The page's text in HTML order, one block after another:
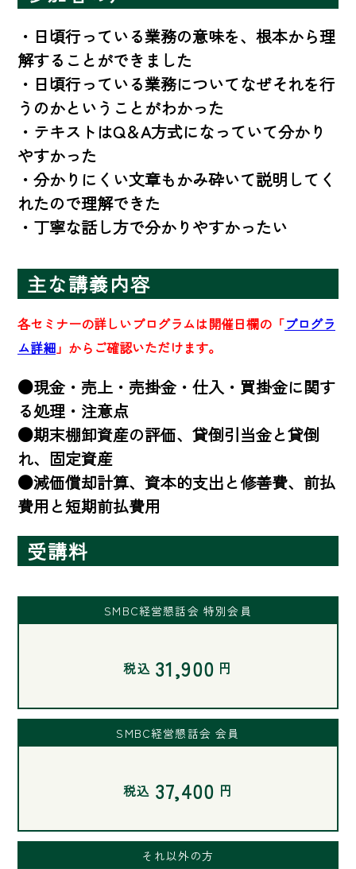
・日頃行っている業務の意味を、根本から理
解することができました
・日頃行っている業務についてなぜそれを行
うのかということがわかった
・テキストはQ＆A方式になっていて分かり
やすかった
・分かりにくい文章もかみ砕いて説明してく
れたので理解できた
・丁寧な話し方で分かりやすかったい
主な講義内容
各セミナーの詳しいプログラムは開催日欄の「プログラ
ム詳細 」からご確認いただけます。
●現金・売上・売掛金・仕入・買掛金に関す
る処理・注意点
●期末棚卸資産の評価、貸倒引当金と貸倒
れ、固定資産
●減価償却計算、資本的支出と修善費、前払
費用と短期前払費用
受講料
SMBC経営懇話会 特別会員
税込 31,900 円
SMBC経営懇話会 会員
税込 37,400 円
それ以外の方